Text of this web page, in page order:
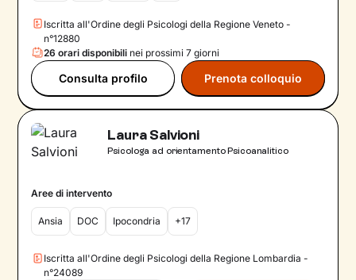
Iscritta all'Ordine degli Psicologi della Regione Veneto -
n°12880
26 orari disponibili nei prossimi 7 giorni
Consulta profilo Prenota colloquio
Laura Salvioni
Psicologa ad orientamento Psicoanalitico
Aree di intervento
Ansia DOC Ipocondria +17
Iscritta all'Ordine degli Psicologi della Regione Lombardia -
n°24089